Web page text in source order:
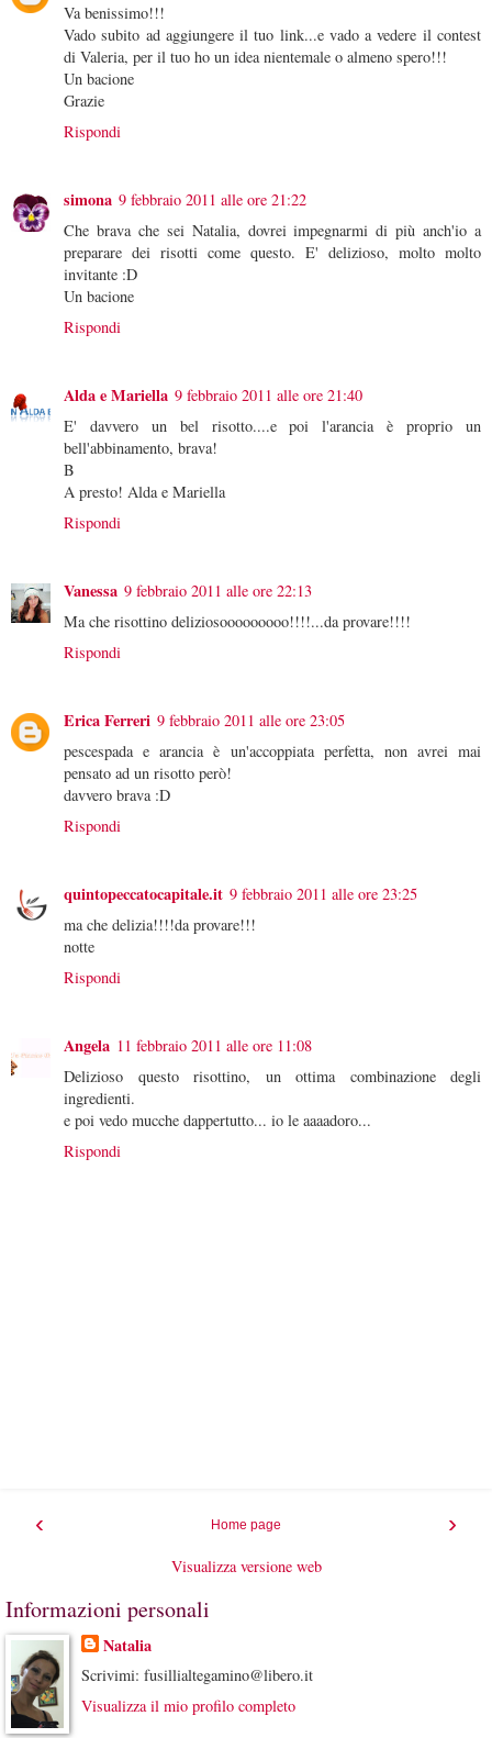
Va benissimo!!!
Vado subito ad aggiungere il tuo link...e vado a vedere il contest
di Valeria, per il tuo ho un idea nientemale o almeno spero!!!
Un bacione
Grazie
Rispondi
simona 9 febbraio 2011 alle ore 21:22
Che brava che sei Natalia, dovrei impegnarmi di più anch'io a
preparare dei risotti come questo. E' delizioso, molto molto
invitante :D
Un bacione
Rispondi
Alda e Mariella 9 febbraio 2011 alle ore 21:40
E' davvero un bel risotto....e poi l'arancia è proprio un
bell'abbinamento, brava!
B
A presto! Alda e Mariella
Rispondi
Vanessa 9 febbraio 2011 alle ore 22:13
Ma che risottino deliziosooooooooo!!!!...da provare!!!!
Rispondi
Erica Ferreri 9 febbraio 2011 alle ore 23:05
pescespada e arancia è un'accoppiata perfetta, non avrei mai
pensato ad un risotto però!
davvero brava :D
Rispondi
quintopeccatocapitale.it 9 febbraio 2011 alle ore 23:25
ma che delizia!!!!da provare!!!
notte
Rispondi
Angela 11 febbraio 2011 alle ore 11:08
Delizioso questo risottino, un ottima combinazione degli
ingredienti.
e poi vedo mucche dappertutto... io le aaaadoro...
Rispondi
‹ ›
Home page
Visualizza versione web
Informazioni personali
Natalia
Scrivimi: fusillialtegamino@libero.it
Visualizza il mio profilo completo